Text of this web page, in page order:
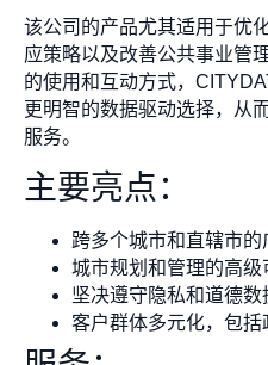
该公司的产品尤其适用于优
应策略以及改善公共事业管
的使用和互动方式，
更明智的数据驱动选择，从
服务。
主要亮点：
跨多个城市和直辖市
城市规划和管理的高
坚决遵守隐私和道德数
客户群体多元化，包括